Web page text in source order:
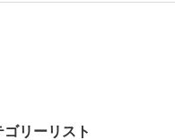
ゴリーリスト